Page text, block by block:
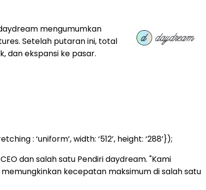
mengumumkan
Setelah putaran ini, total
dan ekspansi ke pasar.
: ‘uniform’, width: ‘512’, height: ‘288’});
dan salah satu Pendiri daydream. "Kami
kecepatan maksimum di salah satu